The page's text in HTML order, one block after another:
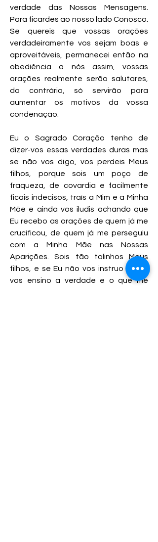
verdade das Nossas Mensagens.
Para ficardes ao nosso lado Conosco.
Se quereis que vossas orações
verdadeiramente vos sejam boas e
aproveitáveis, permanecei então na
obediência a nós assim, vossas
orações realmente serão salutares,
do contrário, só servirão para
aumentar os motivos da vossa
condenação.
Eu o Sagrado Coração tenho de
dizer-vos essas verdades duras mas
se não vos digo, vos perdeis Meus
filhos, porque sois um poço de
fraqueza, de covardia e facilmente
ficais indecisos, traís a Mim e a Minha
Mãe e ainda vos iludis achando que
Eu recebo as orações de quem já me
crucificou, de quem já me perseguiu
com a Minha Mãe nas Nossas
Aparições. Sois tão tolinhos Meus
filhos, e se Eu não vos instruo e não
vos ensino a verdade e o que me